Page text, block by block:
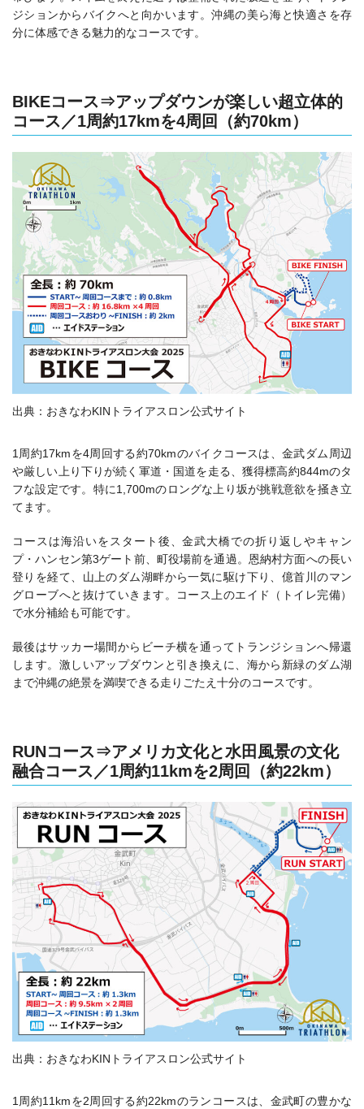
ジションからバイクへと向かいます。沖縄の美ら海と快適さを存
分に体感できる魅力的なコースです。
BIKEコース⇒アップダウンが楽しい超立体的
コース／1周約17kmを4周回（約70km）
出典：おきなわKINトライアスロン公式サイト
1周約17kmを4周回する約70kmのバイクコースは、金武ダム周辺
や厳しい上り下りが続く軍道・国道を走る、獲得標高約844mのタ
フな設定です。特に1,700mのロングな上り坂が挑戦意欲を掻き立
てます。
コースは海沿いをスタート後、金武大橋での折り返しやキャン
プ・ハンセン第3ゲート前、町役場前を通過。恩納村方面への長い
登りを経て、山上のダム湖畔から一気に駆け下り、億首川のマン
グローブへと抜けていきます。コース上のエイド（トイレ完備）
で水分補給も可能です。
最後はサッカー場間からビーチ横を通ってトランジションへ帰還
します。激しいアップダウンと引き換えに、海から新緑のダム湖
まで沖縄の絶景を満喫できる走りごたえ十分のコースです。
RUNコース⇒アメリカ文化と水田風景の文化
融合コース／1周約11kmを2周回（約22km）
出典：おきなわKINトライアスロン公式サイト
1周約11kmを2周回する約22kmのランコースは、金武町の豊かな